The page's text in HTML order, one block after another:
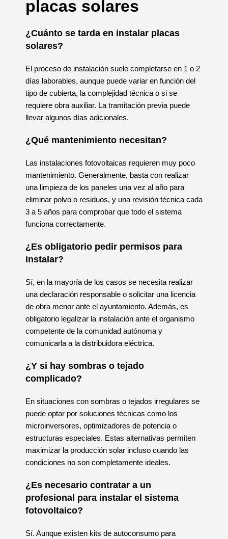
placas solares
¿Cuánto se tarda en instalar placas
solares?
El proceso de instalación suele completarse en 1 o 2
días laborables, aunque puede variar en función del
tipo de cubierta, la complejidad técnica o si se
requiere obra auxiliar. La tramitación previa puede
llevar algunos días adicionales.
¿Qué mantenimiento necesitan?
Las instalaciones fotovoltaicas requieren muy poco
mantenimiento. Generalmente, basta con realizar
una limpieza de los paneles una vez al año para
eliminar polvo o residuos, y una revisión técnica cada
3 a 5 años para comprobar que todo el sistema
funciona correctamente.
¿Es obligatorio pedir permisos para
instalar?
Sí, en la mayoría de los casos se necesita realizar
una declaración responsable o solicitar una licencia
de obra menor ante el ayuntamiento. Además, es
obligatorio legalizar la instalación ante el organismo
competente de la comunidad autónoma y
comunicarla a la distribuidora eléctrica.
¿Y si hay sombras o tejado
complicado?
En situaciones con sombras o tejados irregulares se
puede optar por soluciones técnicas como los
microinversores, optimizadores de potencia o
estructuras especiales. Estas alternativas permiten
maximizar la producción solar incluso cuando las
condiciones no son completamente ideales.
¿Es necesario contratar a un
profesional para instalar el sistema
fotovoltaico?
Sí. Aunque existen kits de autoconsumo para